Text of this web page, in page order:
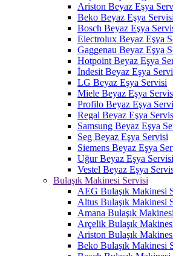
Ariston Beyaz Eşya
Beko Beyaz Eşya Servisi
Bosch Beyaz Eşya
Electrolux Beyaz Eşya
Gaggenau Beyaz Eşya
Hotpoint Beyaz Eşya
İndesit Beyaz Eşya
LG Beyaz Eşya Servisi
Miele Beyaz Eşya
Profilo Beyaz Eşya
Regal Beyaz Eşya
Samsung Beyaz Eşya
Seg Beyaz Eşya Servisi
Siemens Beyaz Eşya
Uğur Beyaz Eşya Servisi
Vestel Beyaz Eşya
Bulaşık Makinesi Servisi
AEG Bulaşık Makinesi
Altus Bulaşık Makinesi
Amana Bulaşık
Arçelik Bulaşık
Ariston Bulaşık
Beko Bulaşık Makinesi